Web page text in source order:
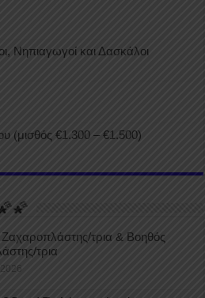
Νηπιαγωγοί και Δασκάλοι
(μισθός €1.300 – €1.500)
Ζαχαροπλάστης/τρια & Βοηθός
τρια